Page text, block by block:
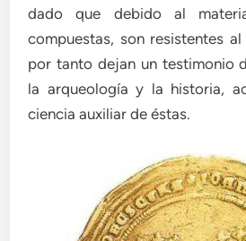
dado que debido al
compuestas, son resistentes
por tanto dejan un testimonio
la arqueología y la historia,
ciencia auxiliar de éstas.